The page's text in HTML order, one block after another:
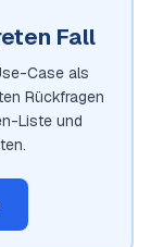
Fall
Case als
Rückfragen
Liste und